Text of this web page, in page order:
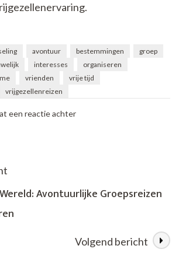
avontuur bestemmingen
groep
interesses
organiseren
vrienden
vrije tijd
vrijgezellenreizen
een reactie achterop
het
Avontuurlijke Groepsreizen
Volgend bericht